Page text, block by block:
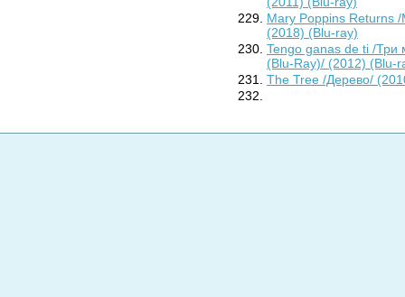
Mary Poppins Returns
(2018) (Blu-ray)
Tengo ganas de ti /Три
(Blu-Ray)/ (2012) (Blu-
The Tree /Дерево/